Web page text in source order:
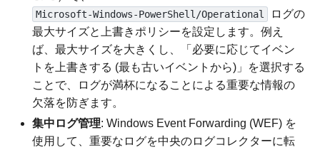
Microsoft-Windows-PowerShell/Operational
ログの
最大サイズと上書きポリシーを設定します。例え
ば、最大サイズを大きくし、「必要に応じてイベン
トを上書きする (最も古いイベントから)」を選択する
ことで、ログが満杯になることによる重要な情報の
欠落を防ぎます。
集中ログ管理: Windows Event Forwarding (WEF) を
使用して、重要なログを中央のログコレクターに転